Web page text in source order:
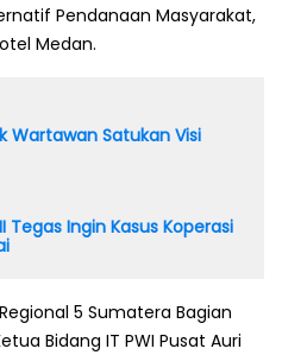
Pendanaan Masyarakat,
Medan.
Wartawan Satukan Visi
Tegas Ingin Kasus Koperasi
5 Sumatera Bagian
Bidang IT PWI Pusat Auri